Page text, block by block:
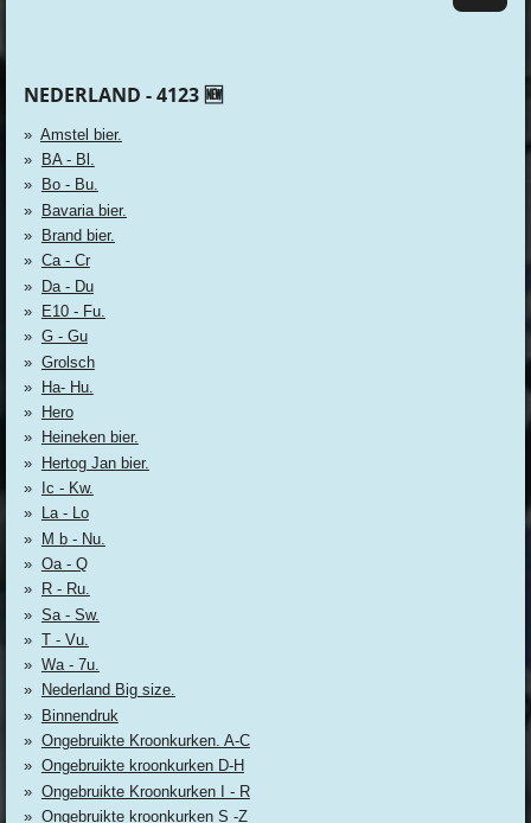
NEDERLAND - 4123 🆕
Amstel bier.
BA - Bl.
Bo - Bu.
Bavaria bier.
Brand bier.
Ca - Cr
Da - Du
E10 - Fu.
G - Gu
Grolsch
Ha- Hu.
Hero
Heineken bier.
Hertog Jan bier.
Ic - Kw.
La - Lo
M b - Nu.
Oa - Q
R - Ru.
Sa - Sw.
T - Vu.
Wa - 7u.
Nederland Big size.
Binnendruk
Ongebruikte Kroonkurken. A-C
Ongebruikte kroonkurken D-H
Ongebruikte Kroonkurken I - R
Ongebruikte kroonkurken S -Z